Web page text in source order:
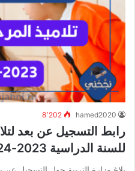
hamed2020 8٬202
رابط التسجيل عن بعد
للسنة الدراسية 2023-2024